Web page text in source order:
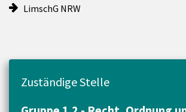
LimschG NRW
Zuständige Stelle